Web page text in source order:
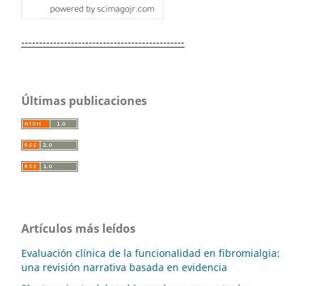
----------------------------------------------
Últimas publicaciones
Artículos más leídos
Evaluación clínica de la funcionalidad en fibromialgia:
una revisión narrativa basada en evidencia